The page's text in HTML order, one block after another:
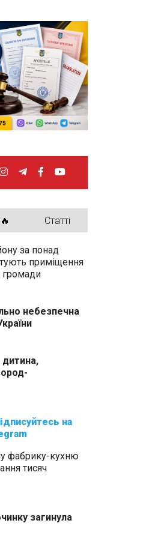
Статті
за понад
приміщення
громади
небезпечна
фабрику-кухню
тисяч
загинула